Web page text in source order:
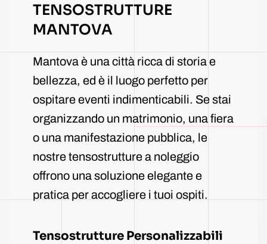
TENSOSTRUTTURE
MANTOVA
Mantova è una città ricca di storia e
bellezza, ed è il luogo perfetto per
ospitare eventi indimenticabili. Se stai
organizzando un matrimonio, una fiera
o una manifestazione pubblica, le
nostre tensostrutture a noleggio
offrono una soluzione elegante e
pratica per accogliere i tuoi ospiti.
Tensostrutture Personalizzabili